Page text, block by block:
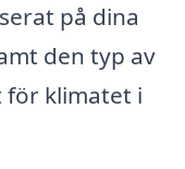
på dina
den typ av
för klimatet i